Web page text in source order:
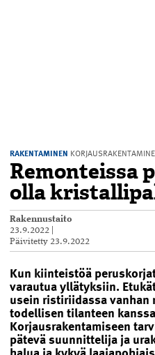
RAKENTAMINEN
Remonteissa
olla
Rakennustaito
23.9.2022
Päivitetty 23.9.2022
Kun kiinteistöä
varautua yllätyksiin.
usein ristiriidassa vanhan
todellisen tilanteen
Korjausrakentamiseen
pätevä suunnittelija ja